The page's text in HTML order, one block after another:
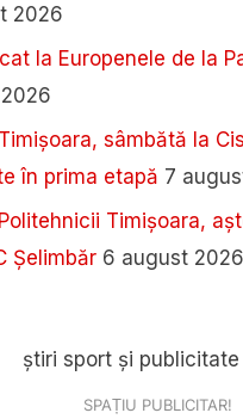
2026
la Europenele de la
sâmbătă la
în prima etapă 7
Timișoara,
Șelimbăr 6 august 2026
SPAȚIU PUBLICITAR!